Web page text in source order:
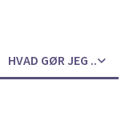
HVAD GØR JEG ..